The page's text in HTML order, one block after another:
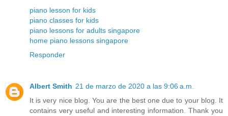
piano lesson for kids
piano classes for kids
piano lessons for adults singapore
home piano lessons singapore
Responder
Albert Smith 21 de marzo de 2020 a las 9:06 a.m.
It is very nice blog. You are the best one due to your blog. It
contains very useful and interesting information. Thank you